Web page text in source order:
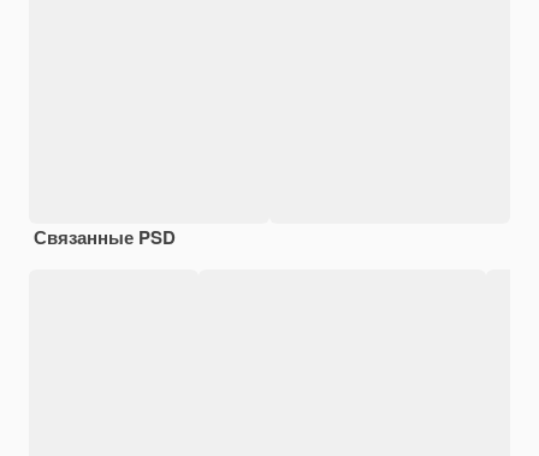
Связанные PSD